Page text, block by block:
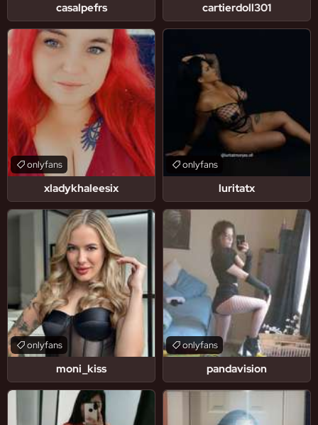
casalpefrs cartierdoll301
xladykhaleesix
onlyfans
luritatx
onlyfans
moni_kiss
onlyfans
pandavision
onlyfans